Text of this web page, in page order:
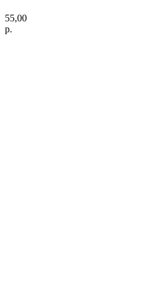
55,00
р.